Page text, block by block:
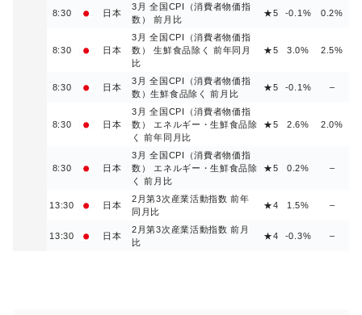
8:30 日本
3月 全国CPI（消費者物価指
数） 前月比
★5 -0.1% 0.2%
8:30 日本
3月 全国CPI（消費者物価指
数） 生鮮食品除く 前年同月
比
★5 3.0% 2.5%
8:30 日本
3月 全国CPI（消費者物価指
数）生鮮食品除く 前月比
★5 -0.1% –
8:30 日本
3月 全国CPI（消費者物価指
数） エネルギー・生鮮食品除
く 前年同月比
★5 2.6% 2.0%
8:30 日本
3月 全国CPI（消費者物価指
数） エネルギー・生鮮食品除
く 前月比
★5 0.2% –
13:30 日本
2月第3次産業活動指数 前年
同月比
★4 1.5% –
13:30 日本
2月第3次産業活動指数 前月
比
★4 -0.3% –